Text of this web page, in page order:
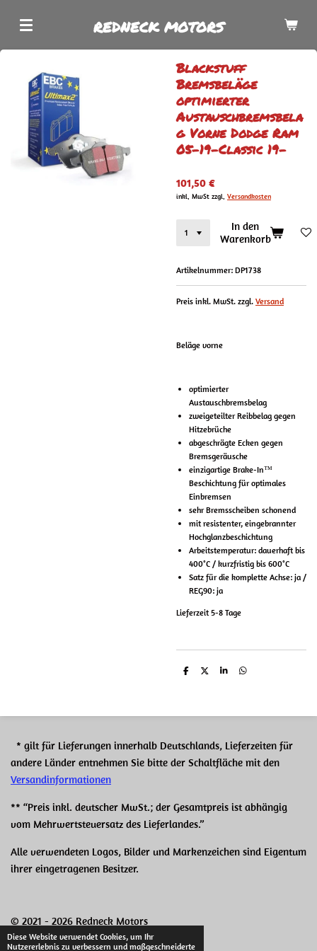
Diese Website verwendet Cookies, um Ihr
Nutzererlebnis zu verbessern und maßgeschneiderte
Hauptinhalt
REDNECK MOTORS
Blackstuff
Bremsbeläge
optimierter
Austauschbremsbela
g Vorne Dodge Ram
05-19-Classic 19-
101,50 €
inkl. MwSt zzgl. Versandkosten
In den
Warenkorb
Artikelnummer: DP1738
Preis inkl. MwSt. zzgl. Versand
Beläge vorne
optimierter
Austauschbremsbelag
zweigeteilter Reibbelag gegen
Hitzebrüche
abgeschrägte Ecken gegen
Bremsgeräusche
einzigartige Brake-In™
Beschichtung für optimales
Einbremsen
sehr Bremsscheiben schonend
mit resistenter, eingebrannter
Hochglanzbeschichtung
Arbeitstemperatur: dauerhaft bis
400°C / kurzfristig bis 600°C
Satz für die komplette Achse: ja /
REG90: ja
Lieferzeit 5-8 Tage
T
n
T
n
T
n
T
n
* gilt für Lieferungen innerhalb Deutschlands, Lieferzeiten für
andere Länder entnehmen Sie bitte der Schaltfläche mit den
Versandinformationen
** “Preis inkl. deutscher MwSt.; der Gesamtpreis ist abhängig
vom Mehrwertsteuersatz des Lieferlandes.”
Alle verwendeten Logos, Bilder und Markenzeichen sind Eigentum
ihrer eingetragenen Besitzer.
© 2021 - 2026 Redneck Motors
Mit Unterstützung vonWebador